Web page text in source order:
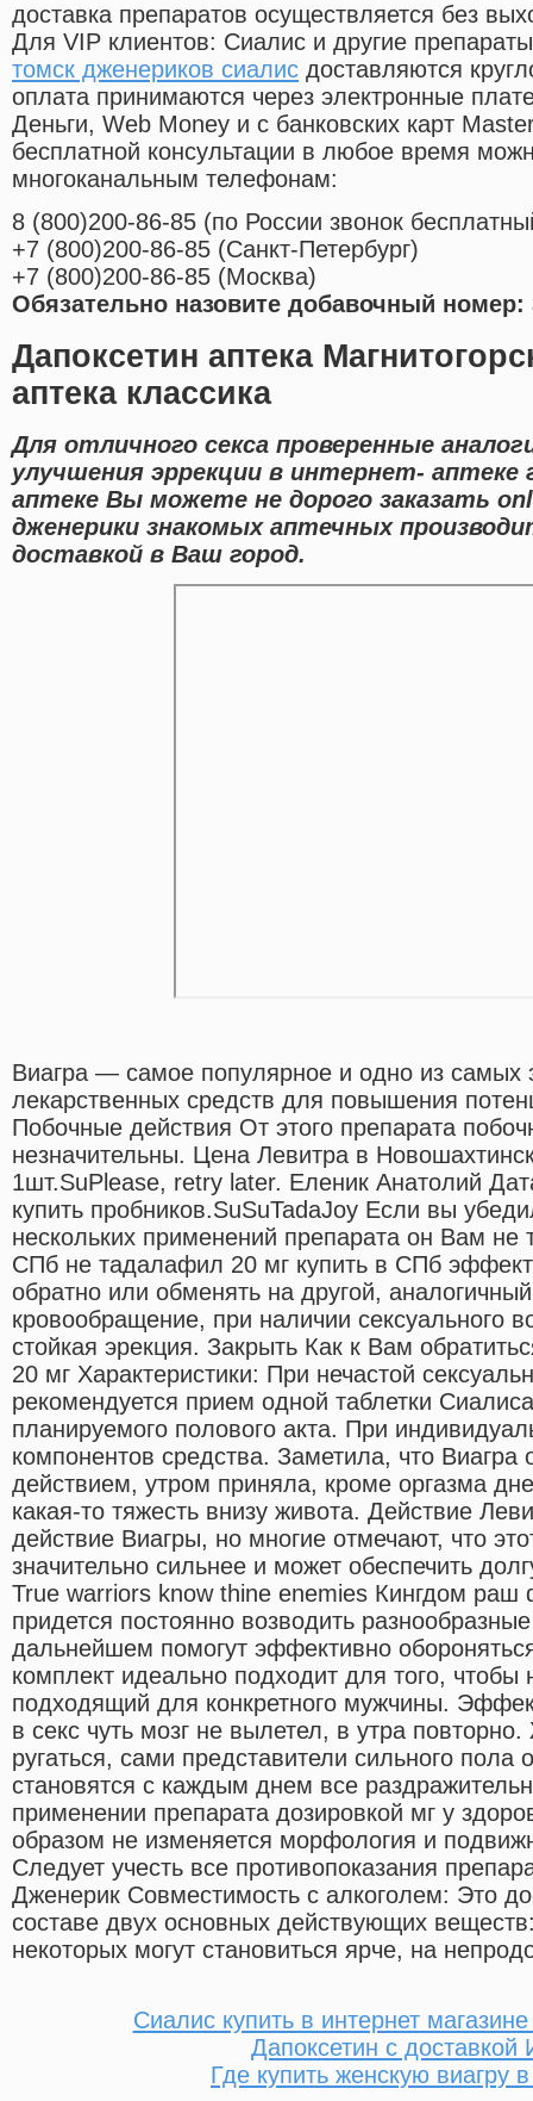
доставка препаратов осуществляется без
Для VIP клиентов: Сиалис и другие
томск дженериков сиалис доставляются
оплата принимаются через электронные
Деньги, Web Money и с банковских карт
бесплатной консультации в любое время
многоканальным телефонам:
8 (800)200-86-85 (по России звонок
+7 (800)200-86-85 (Санкт-Петербург)
+7 (800)200-86-85 (Москва)
Обязательно назовите добавочный номер:
Дапоксетин аптека
аптека классика
Для отличного секса проверенные
улучшения эррекции в интернет- аптеке
аптеке Вы можете не дорого заказать
дженерики знакомых аптечных
доставкой в Ваш город.
Виагра — самое популярное и одно из самых
лекарственных средств для повышения
Побочные действия От этого препарата
незначительны. Цена Левитра в
1шт.SuPlease, retry later. Еленик Анатолий
купить пробников.SuSuTadaJoy Если вы
нескольких применений препарата он Вам не
СПб не тадалафил 20 мг купить в СПб
обратно или обменять на другой,
кровообращение, при наличии сексуального
стойкая эрекция. Закрыть Как к Вам
20 мг Характеристики: При нечастой
рекомендуется прием одной таблетки
планируемого полового акта. При
компонентов средства. Заметила, что
действием, утром приняла, кроме оргазма
какая-то тяжесть внизу живота. Действие
действие Виагры, но многие отмечают, что
значительно сильнее и может обеспечить
True warriors know thine enemies Кингдом раш
придется постоянно возводить
дальнейшем помогут эффективно
комплект идеально подходит для того, чтобы
подходящий для конкретного мужчины.
в секс чуть мозг не вылетел, в утра
ругаться, сами представители сильного пола
становятся с каждым днем все
применении препарата дозировкой мг у
образом не изменяется морфология и
Следует учесть все противопоказания
Дженерик Совместимость с алкоголем: Это
составе двух основных действующих
некоторых могут становиться ярче, на
Сиалис купить в интернет
Дапоксетин с доставкой
Где купить женскую виагру